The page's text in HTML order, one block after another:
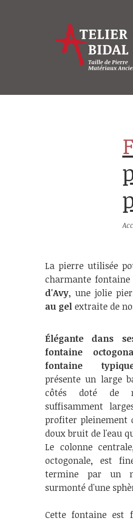
Fontaine centrale octogonale en
La pierre utilisée
charmante
d'Avy, une jolie
au gel extraite de
Élégante dans
fontaine
fontaine
présente un large
côtés doté de
suffisamment
profiter pleinement
doux bruit de l'eau
Le colonne
octogonale, est
termine par un
surmonté d'une
Cette fontaine est